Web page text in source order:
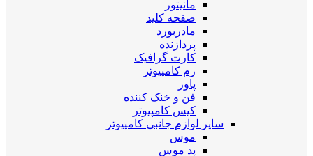
مانیتور
صفحه کلید
مادربورد
پردازنده
کارت گرافیک
رم کامپیوتر
پاور
فن و خنک کننده
کیس کامپیوتر
سایر لوازم جانبی کامپیوتر
موس
پد موس